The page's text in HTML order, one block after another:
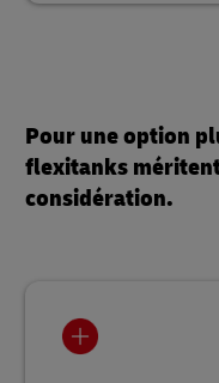
Pour une option
flexitanks
considération.